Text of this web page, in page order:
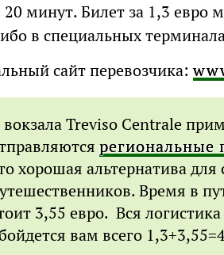
20 минут. Билет за 1,3 евро
в специальных
сайт перевозчика:
Treviso Centrale
региональные
хорошая альтернатива
Время в
3,55 евро. Вся
вам всего